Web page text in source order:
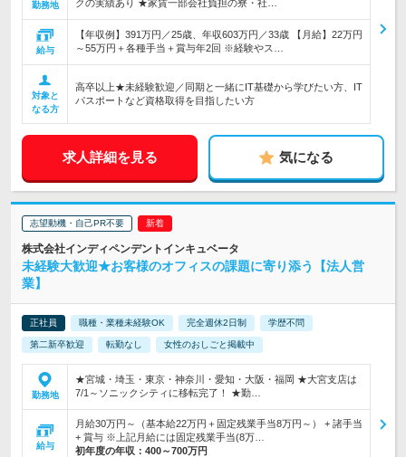
勤務地
クの実績あり ★家賃一部会社負担の寮・社…
給与
【年収例】391万円／25歳、年収603万円／33歳 【月給】22万円
～55万円＋各種手当＋賞与年2回 ※経験やス…
対象と
なる方
高卒以上★未経験歓迎／同期と一緒にIT基礎から学びたい方、IT
パスポートなど資格取得を目指したい方
求人詳細を見る 気になる
志望動機・自己PR不要
株式会社インディペンデントインキュベータ
未経験大歓迎★お客様のオフィスの課題に寄り添う【法人営
業】
正社員 職種・業種未経験OK 完全週休2日制 学歴不問
第二新卒歓迎 転勤なし 女性のおしごと掲載中
勤務地
★宮城・埼玉・東京・神奈川・愛知・大阪・福岡 ★大宮支店は
7/1～ソニックシティに移転完了！ ★勤…
給与
月給30万円～（基本給22万円＋固定残業手当8万円～） + 諸手当
+ 賞与 ※上記月給には固定残業手当(8万…
初年度の年収： 400～700万円